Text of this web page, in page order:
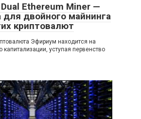
Dual Ethereum Miner —
для двойного майнинга
криптовалют
Эфириум находится на
капитализации, уступая первенство